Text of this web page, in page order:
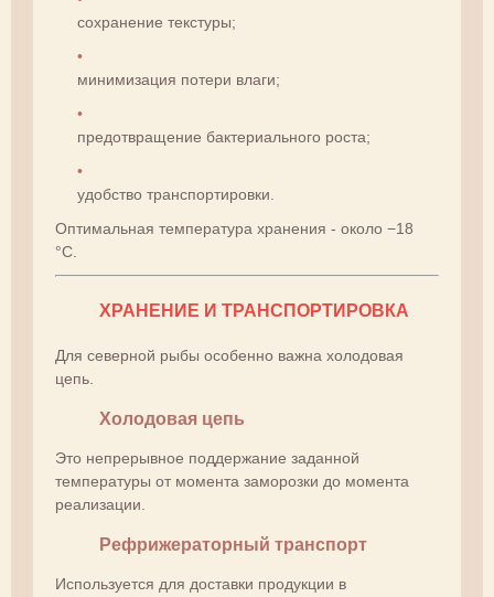
сохранение текстуры;
минимизация потери влаги;
предотвращение бактериального роста;
удобство транспортировки.
Оптимальная температура хранения - около −18
°C.
ХРАНЕНИЕ И ТРАНСПОРТИРОВКА
Для северной рыбы особенно важна холодовая
цепь.
Холодовая цепь
Это непрерывное поддержание заданной
температуры от момента заморозки до момента
реализации.
Рефрижераторный транспорт
Используется для доставки продукции в